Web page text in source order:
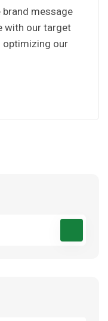
brand message
with our target
optimizing our